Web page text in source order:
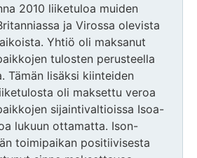
2010 liiketuloa muiden
ja Virossa olevista
Yhtiö oli maksanut
tulosten perusteella
Tämän lisäksi kiinteiden
oli maksettu veroa
sijaintivaltioissa Isoa-
lukuun ottamatta. Ison-
toimipaikan positiivisesta